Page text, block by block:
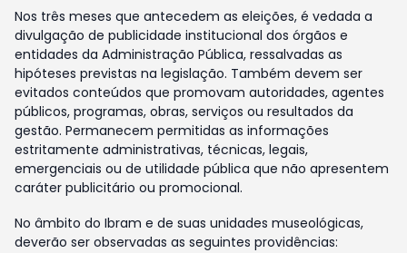
Nos três meses que antecedem as eleições, é vedada a
divulgação de publicidade institucional dos órgãos e
entidades da Administração Pública, ressalvadas as
hipóteses previstas na legislação. Também devem ser
evitados conteúdos que promovam autoridades, agentes
públicos, programas, obras, serviços ou resultados da
gestão. Permanecem permitidas as informações
estritamente administrativas, técnicas, legais,
emergenciais ou de utilidade pública que não apresentem
caráter publicitário ou promocional.
No âmbito do Ibram e de suas unidades museológicas,
deverão ser observadas as seguintes providências: